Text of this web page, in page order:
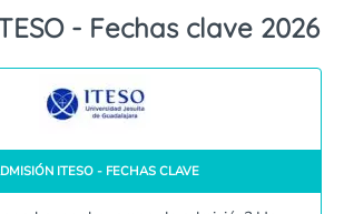
- Fechas clave 2026
ITESO - FECHAS CLAVE